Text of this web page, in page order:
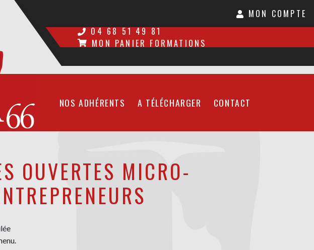
MON COMPTE
04 68 51 49 81
MON PANIER FORMATIONS
NOS ADHÉRENTS A TÉLÉCHARGER CONTACT
OUVERTES MICRO-